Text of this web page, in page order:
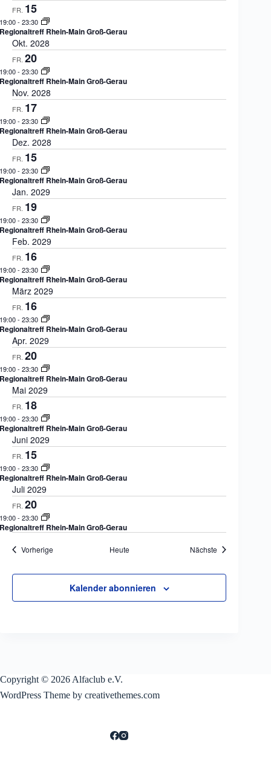
FR. 15
19:00- 23:30
Regionaltreff Rhein-Main Groß-Gerau
Okt. 2028
FR. 20
19:00- 23:30
Regionaltreff Rhein-Main Groß-Gerau
Nov. 2028
FR. 17
19:00- 23:30
Regionaltreff Rhein-Main Groß-Gerau
Dez. 2028
FR. 15
19:00- 23:30
Regionaltreff Rhein-Main Groß-Gerau
Jan. 2029
FR. 19
19:00- 23:30
Regionaltreff Rhein-Main Groß-Gerau
Feb. 2029
FR. 16
19:00- 23:30
Regionaltreff Rhein-Main Groß-Gerau
März 2029
FR. 16
19:00- 23:30
Regionaltreff Rhein-Main Groß-Gerau
Apr. 2029
FR. 20
19:00- 23:30
Regionaltreff Rhein-Main Groß-Gerau
Mai 2029
FR. 18
19:00- 23:30
Regionaltreff Rhein-Main Groß-Gerau
Juni 2029
FR. 15
19:00- 23:30
Regionaltreff Rhein-Main Groß-Gerau
Juli 2029
FR. 20
19:00- 23:30
Regionaltreff Rhein-Main Groß-Gerau
Vorherige Heute Nächste Veranstaltungen
Kalender abonnieren
Copyright © 2026 Alfaclub e.V.
WordPress Theme by creativethemes.com